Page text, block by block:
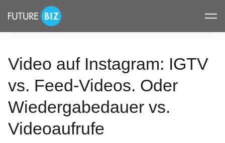
überspringen
FUTUREBIZ
Video auf Instagram: IGTV
vs. Feed-Videos. Oder
Wiedergabedauer vs.
Videoaufrufe